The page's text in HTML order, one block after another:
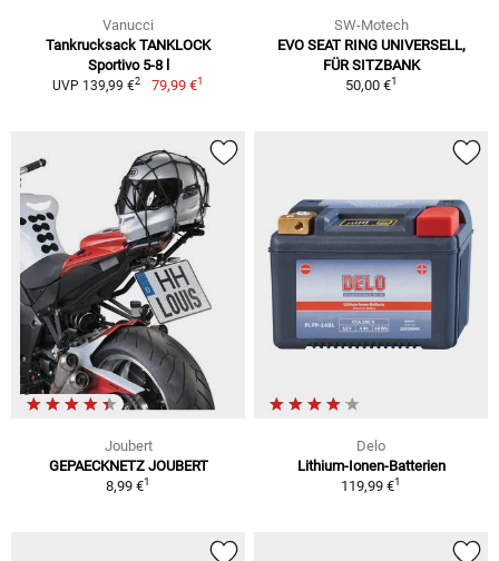
Vanucci
Tankrucksack TANKLOCK
Sportivo 5-8 l
UVP 139,99 €2 79,99 €1
SW-Motech
EVO SEAT RING UNIVERSELL,
FÜR SITZBANK
50,00 €1
Joubert
GEPAECKNETZ JOUBERT
8,99 €1
Delo
Lithium-Ionen-Batterien
119,99 €1